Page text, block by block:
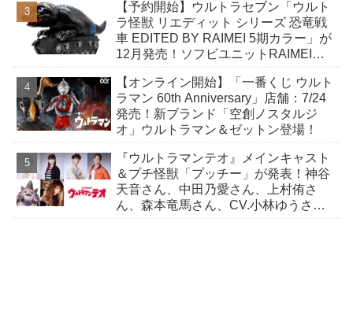
【予約開始】ウルトラセブン「ウルト
ラ怪獣 リエディット シリーズ 恐竜戦
車 EDITED BY RAIMEI 5期カラー」が
12月発売！ソフビユニットRAIMEIに
登場！
【オンライン開始】「一番くじ ウルト
ラマン 60th Anniversary」店舗：7/24
発売！新ブランド「空創ノスタルジ
オ」ウルトラマン＆ゼットン登場！
『ウルトラマンテオ』メインキャスト
＆プチ怪獣「プッチー」が発表！神谷
天音さん、中田乃愛さん、上村侑さ
ん、森本竜馬さん、CV.小林ゆうさ